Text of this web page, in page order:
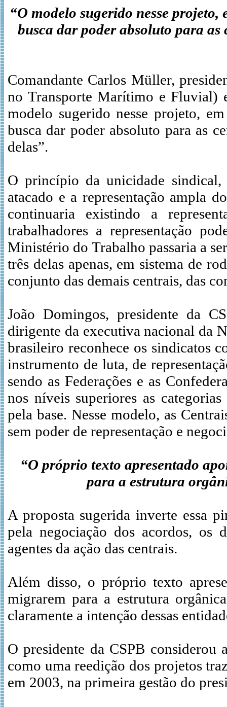
“O modelo sugerido nesse projeto,
busca dar poder absoluto para
Comandante Carlos Müller,
no Transporte Marítimo e Fluvial)
modelo sugerido nesse projeto,
busca dar poder absoluto para as
delas”.
O princípio da unicidade sindical,
atacado e a representação ampla
continuaria existindo a
trabalhadores a representação
Ministério do Trabalho passaria a
três delas apenas, em sistema de
conjunto das demais centrais, das
João Domingos, presidente da
dirigente da executiva nacional da
brasileiro reconhece os sindicatos
instrumento de luta, de
sendo as Federações e as
nos níveis superiores as
pela base. Nesse modelo, as
sem poder de representação e
“O próprio texto apresentado
para a estrutura
A proposta sugerida inverte essa
pela negociação dos acordos, os
agentes da ação das centrais.
Além disso, o próprio texto
migrarem para a estrutura
claramente a intenção dessas
O presidente da CSPB considerou
como uma reedição dos projetos
em 2003, na primeira gestão do